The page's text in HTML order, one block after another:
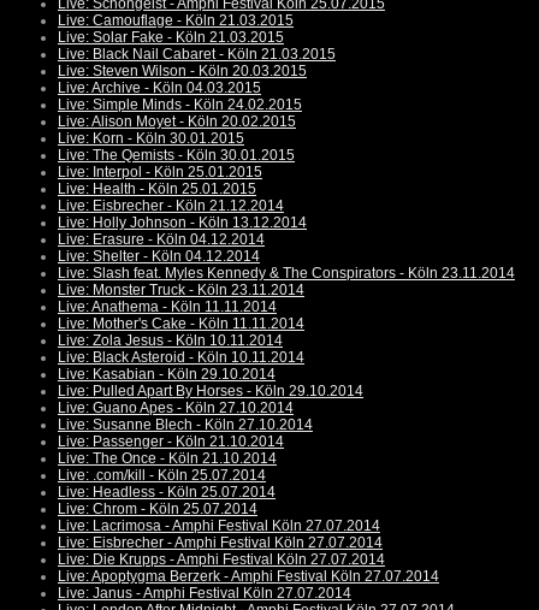
Live: Schöngeist - Amphi Festival Köln 25.07.2015
Live: Camouflage - Köln 21.03.2015
Live: Solar Fake - Köln 21.03.2015
Live: Black Nail Cabaret - Köln 21.03.2015
Live: Steven Wilson - Köln 20.03.2015
Live: Archive - Köln 04.03.2015
Live: Simple Minds - Köln 24.02.2015
Live: Alison Moyet - Köln 20.02.2015
Live: Korn - Köln 30.01.2015
Live: The Qemists - Köln 30.01.2015
Live: Interpol - Köln 25.01.2015
Live: Health - Köln 25.01.2015
Live: Eisbrecher - Köln 21.12.2014
Live: Holly Johnson - Köln 13.12.2014
Live: Erasure - Köln 04.12.2014
Live: Shelter - Köln 04.12.2014
Live: Slash feat. Myles Kennedy & The Conspirators - Köln 23.11.2014
Live: Monster Truck - Köln 23.11.2014
Live: Anathema - Köln 11.11.2014
Live: Mother's Cake - Köln 11.11.2014
Live: Zola Jesus - Köln 10.11.2014
Live: Black Asteroid - Köln 10.11.2014
Live: Kasabian - Köln 29.10.2014
Live: Pulled Apart By Horses - Köln 29.10.2014
Live: Guano Apes - Köln 27.10.2014
Live: Susanne Blech - Köln 27.10.2014
Live: Passenger - Köln 21.10.2014
Live: The Once - Köln 21.10.2014
Live: .com/kill - Köln 25.07.2014
Live: Headless - Köln 25.07.2014
Live: Chrom - Köln 25.07.2014
Live: Lacrimosa - Amphi Festival Köln 27.07.2014
Live: Eisbrecher - Amphi Festival Köln 27.07.2014
Live: Die Krupps - Amphi Festival Köln 27.07.2014
Live: Apoptygma Berzerk - Amphi Festival Köln 27.07.2014
Live: Janus - Amphi Festival Köln 27.07.2014